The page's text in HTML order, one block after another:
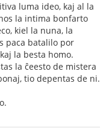
luma ideo, kaj al la
la intima bonfarto
kiel la nuna, la
paca batalilo por
la besta homo.
la ĉeesto de mistera
tio depentas de ni.